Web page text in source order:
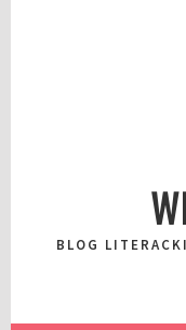
BLOG